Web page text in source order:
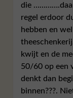
die
regel erdoor
hebben en
kwijt en de
50/60 op een
denkt dan
binnen???.